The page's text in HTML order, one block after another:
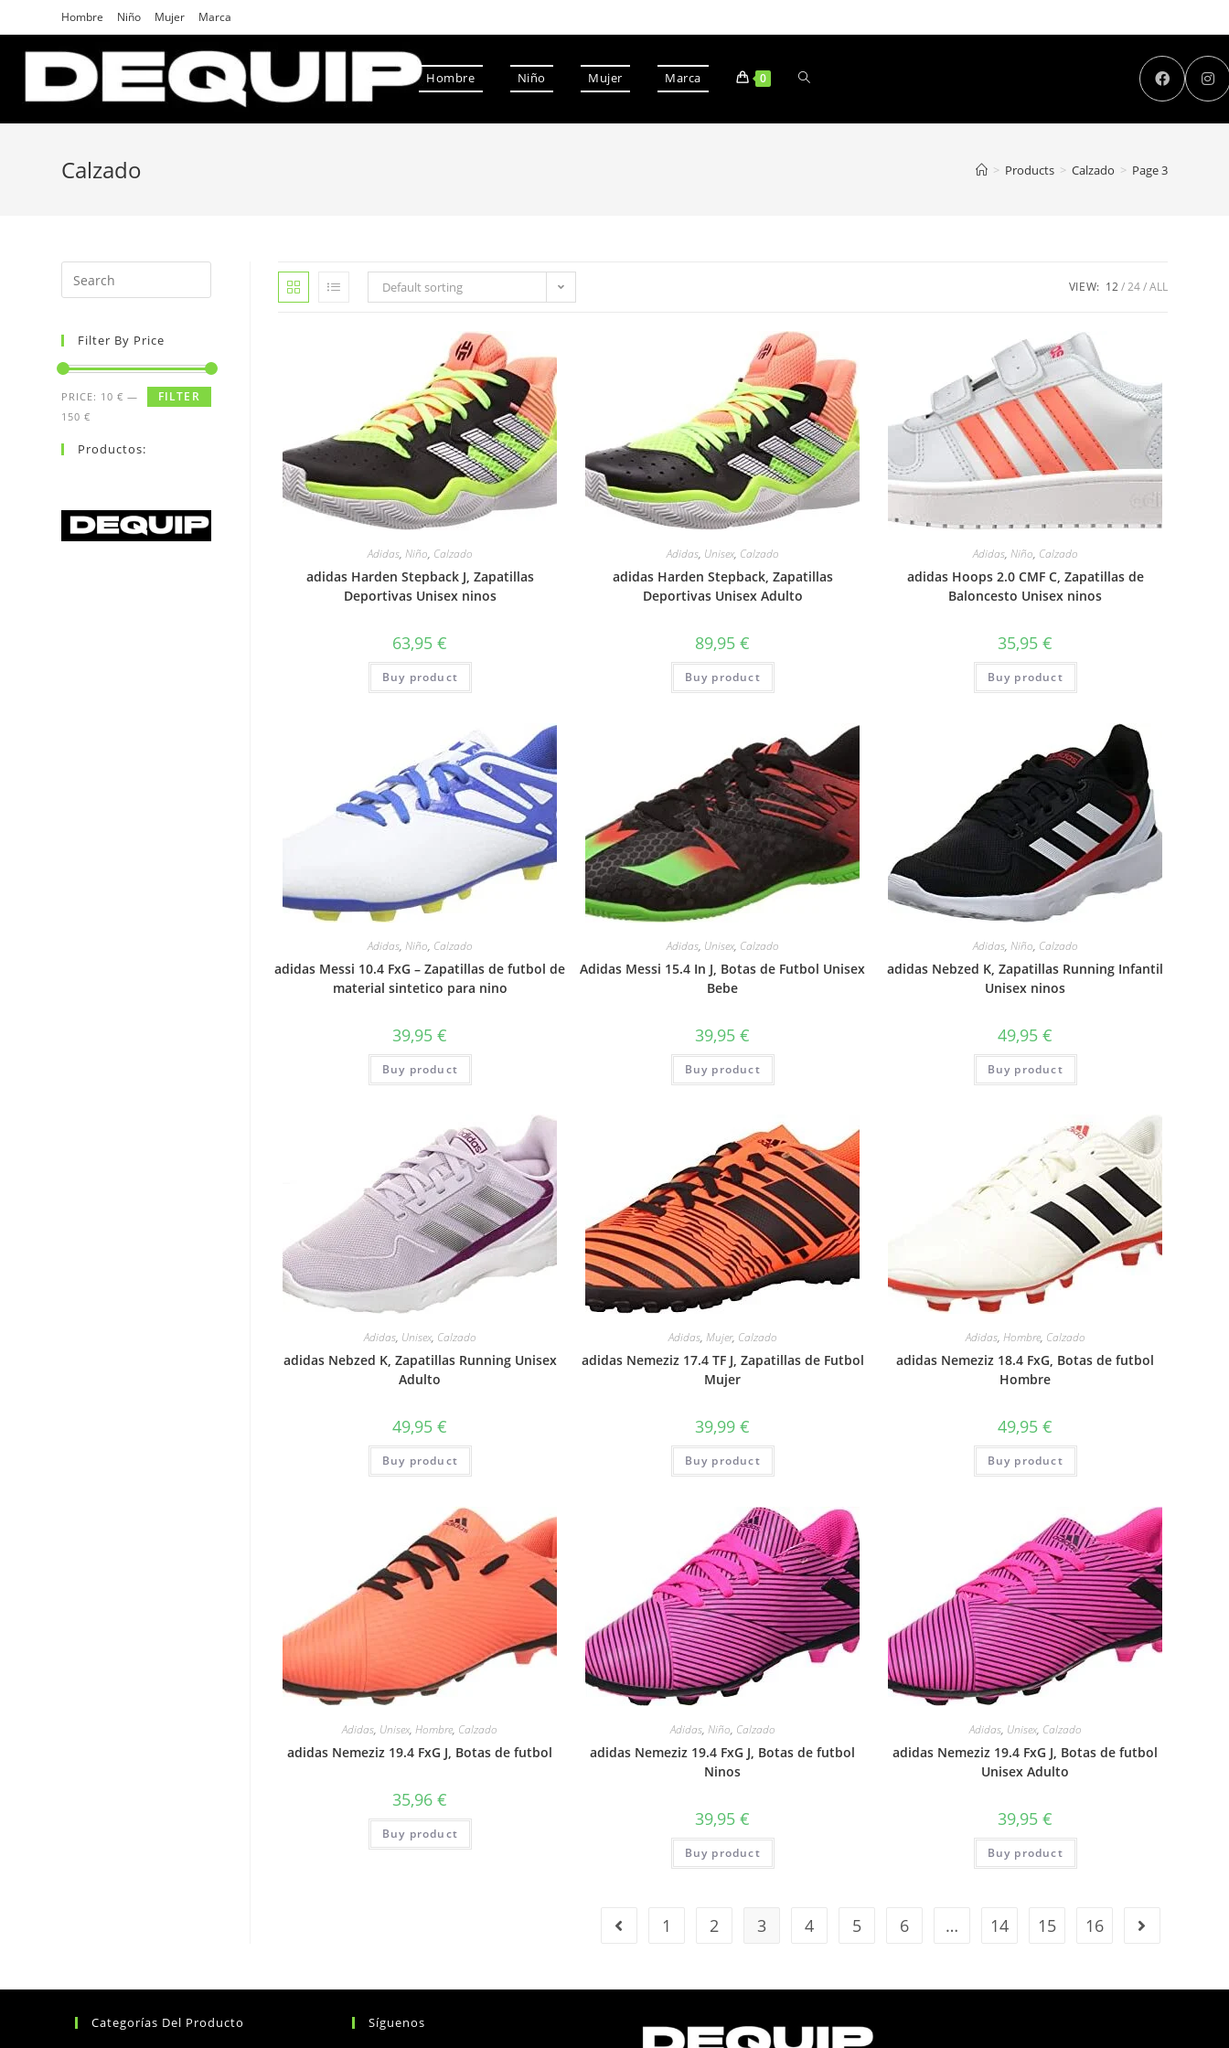
to
content
Hombre Niño Mujer Marca
Hombre Niño Mujer Marca 0
Calzado > Products > Calzado > Page 3
Default sorting VIEW: 12 24 ALL
Adidas, Niño, Calzado
adidas Harden Stepback J, Zapatillas
Deportivas Unisex ninos
63,95€
Buy product
Adidas, Unisex, Calzado
adidas Harden Stepback, Zapatillas
Deportivas Unisex Adulto
89,95€
Buy product
Adidas, Niño, Calzado
adidas Hoops 2.0 CMF C, Zapatillas de
Baloncesto Unisex ninos
35,95€
Buy product
Adidas, Niño, Calzado
adidas Messi 10.4 FxG – Zapatillas de futbol de
material sintetico para nino
39,95€
Buy product
Adidas, Unisex, Calzado
Adidas Messi 15.4 In J, Botas de Futbol Unisex
Bebe
39,95€
Buy product
Adidas, Niño, Calzado
adidas Nebzed K, Zapatillas Running Infantil
Unisex ninos
49,95€
Buy product
Adidas, Unisex, Calzado
adidas Nebzed K, Zapatillas Running Unisex
Adulto
49,95€
Buy product
Adidas, Mujer, Calzado
adidas Nemeziz 17.4 TF J, Zapatillas de Futbol
Mujer
39,99€
Buy product
Adidas, Hombre, Calzado
adidas Nemeziz 18.4 FxG, Botas de futbol
Hombre
49,95€
Buy product
Adidas, Unisex,Hombre, Calzado
adidas Nemeziz 19.4 FxG J, Botas de futbol
35,96€
Buy product
Adidas, Niño, Calzado
adidas Nemeziz 19.4 FxG J, Botas de futbol
Ninos
39,95€
Buy product
Adidas, Unisex, Calzado
adidas Nemeziz 19.4 FxG J, Botas de futbol
Unisex Adulto
39,95€
Buy product
1 2 3 4 5 6 … 14 15 16
Search
for:
Filter By Price
FILTER
PRICE: 10 € —
150 €
Productos:
Categorías Del Producto Síguenos